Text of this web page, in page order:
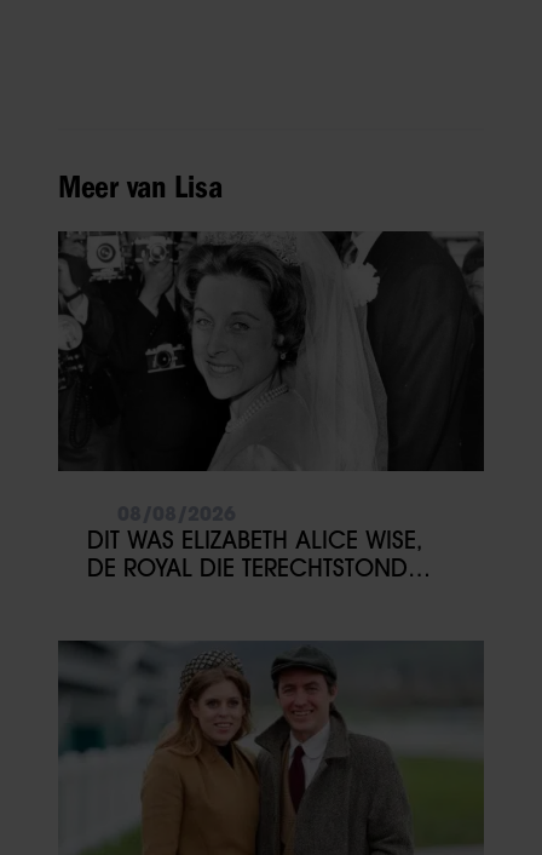
Meer van Lisa
DIT WAS ELIZABETH ALICE WISE,
DE ROYAL DIE TERECHTSTOND